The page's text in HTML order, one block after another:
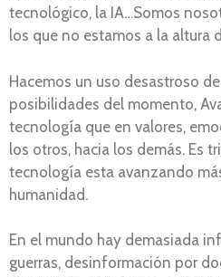
tecnológico, la IA…Somos
los que no estamos a la altura
Hacemos un uso desastroso
posibilidades del momento,
tecnología que en valores,
los otros, hacia los demás. Es
tecnología esta avanzando
humanidad.
En el mundo hay demasiada
guerras, desinformación por